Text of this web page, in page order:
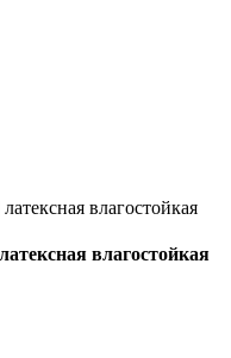
влагостойкая